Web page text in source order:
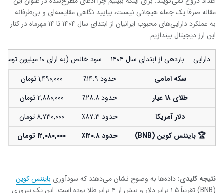
مقاله صرفاً یک جمله هیجانی نیست، بیایید نگاهی مقایسه‌ای و بی‌طرفانه
به عملکرد دارایی‌های محبوب ایرانیان از ابتدای سال ۱۴۰۴ تا ۱۴ مهرماه در کنار
این ارز دیجیتال بیندازیم.
دارایی بازدهی از ابتدای سال ۱۴۰۴
سود خالص (به ازای ۱۰ میلیون تومان)
سکه امامی
حدود ۱۴.۹٪
۱,۴۹۰,۰۰۰ تومان
طلای ۱۸ عیار حدود ۲۸.۸٪
۲,۸۸۰,۰۰۰ تومان
دلار آمریکا
حدود ۸۷.۳٪
۸,۷۳۰,۰۰۰ تومان
🏆 بایننس کوین (BNB) حدود۱۲۰.۸٪ ۱۲,۰۸۰,۰۰۰ تومان
نتیجه کلیدی: داده‌ها به وضوح نشان می‌دهند که سودآوری بایننس کوین
(BNB) تقریباً ۱.۵ برابر دلار و بیش از ۴ برابر طلا بوده است. این یک پیروزی